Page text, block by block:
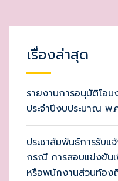
เรื่องล่าสุด
รายงานการอนุมัติโอ
ประจำปีงบประมาณ พ
ประชาสัมพันธ์การรับแ
กรณี การสอบแข่งขันเ
หรือพนักงานส่วนท้อง